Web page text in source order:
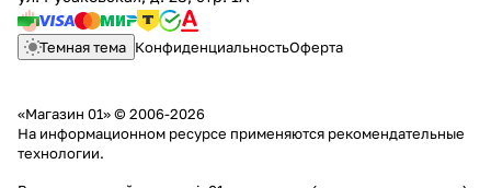
Темная тема КонфиденциальностьОферта
«Магазин 01» © 2006-2026
На информационном ресурсе применяются рекомендательные
технологии.